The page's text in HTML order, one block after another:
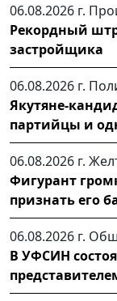
06.08.2026 г.
Рекордный
застройщика
06.08.2026 г.
Якутяне-
партийцы и
06.08.2026 г.
Фигурант
признать его
06.08.2026 г.
В УФСИН